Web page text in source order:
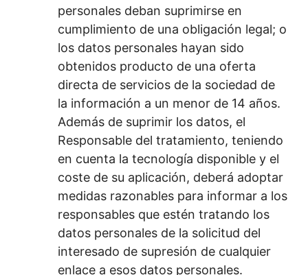
personales deban suprimirse en
cumplimiento de una obligación legal; o
los datos personales hayan sido
obtenidos producto de una oferta
directa de servicios de la sociedad de
la información a un menor de 14 años.
Además de suprimir los datos, el
Responsable del tratamiento, teniendo
en cuenta la tecnología disponible y el
coste de su aplicación, deberá adoptar
medidas razonables para informar a los
responsables que estén tratando los
datos personales de la solicitud del
interesado de supresión de cualquier
enlace a esos datos personales.